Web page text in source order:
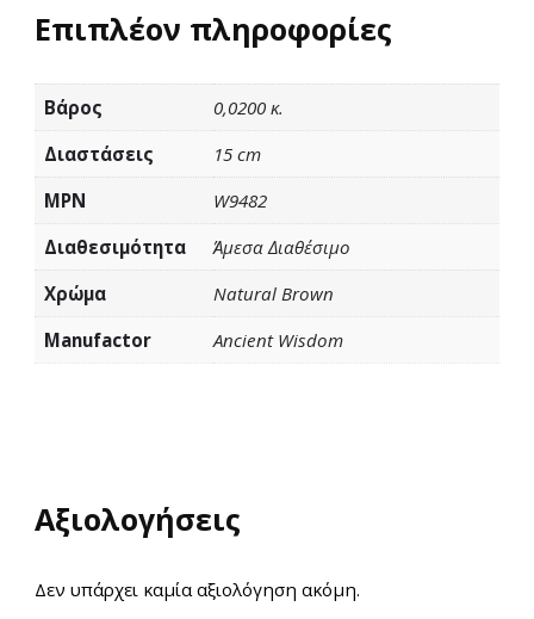
Επιπλέον πληροφορίες
Βάρος
0,0200 κ.
Διαστάσεις
15 cm
MPN
W9482
Διαθεσιμότητα
Άμεσα Διαθέσιμο
Χρώμα
Natural Brown
Manufactor
Ancient Wisdom
Αξιολογήσεις
Δεν υπάρχει καμία αξιολόγηση ακόμη.